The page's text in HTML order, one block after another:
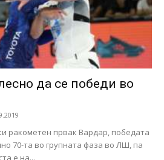
да се победи во
ракометен првак Вардар, победата
70-та во групната фаза во ЛШ, па
е на...